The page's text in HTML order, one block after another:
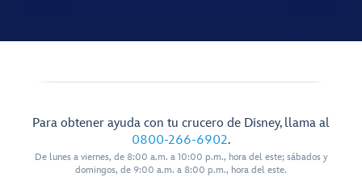
Para obtener ayuda con tu crucero de Disney, llama al
0800-266-6902.
De lunes a viernes, de 8:00 a.m. a 10:00 p.m., hora del este; sábados y
domingos, de 9:00 a.m. a 8:00 p.m., hora del este.